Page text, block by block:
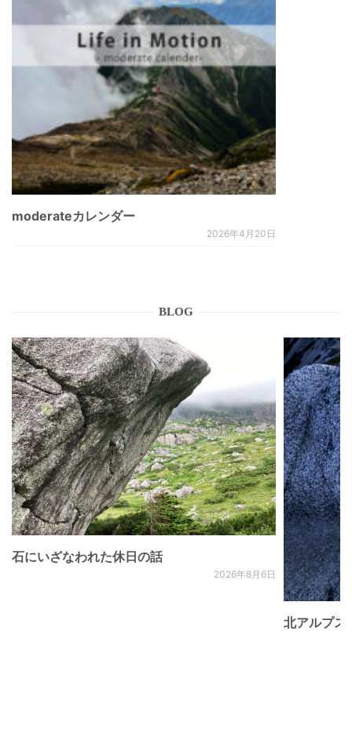
moderateカレンダー
2026年4月20日
BLOG
石にいざなわれた休日の話
2026年8月6日
北アルプ